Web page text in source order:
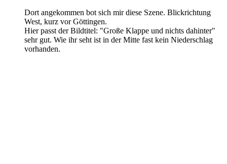
Dort angekommen bot sich mir diese Szene. Blickrichtung
West, kurz vor Göttingen.
Hier passt der Bildtitel: "Große Klappe und nichts dahinter"
sehr gut. Wie ihr seht ist in der Mitte fast kein Niederschlag
vorhanden.